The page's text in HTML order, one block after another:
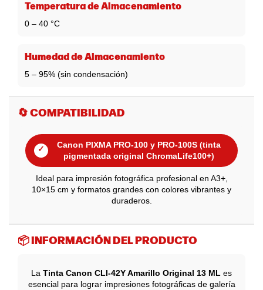
Temperatura de Almacenamiento
0 – 40 °C
Humedad de Almacenamiento
5 – 95% (sin condensación)
🔄 COMPATIBILIDAD
✓
Canon PIXMA PRO-100 y PRO-100S (tinta
pigmentada original ChromaLife100+)
Ideal para impresión fotográfica profesional en A3+,
10×15 cm y formatos grandes con colores vibrantes y
duraderos.
📦 INFORMACIÓN DEL PRODUCTO
La Tinta Canon CLI-42Y Amarillo Original 13 ML es
esencial para lograr impresiones fotográficas de galería